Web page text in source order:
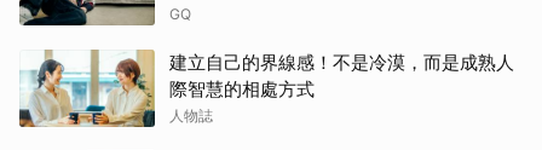
會越有自信」
GQ
建立自己的界線感！不是冷漠，而是成熟人
際智慧的相處方式
人物誌